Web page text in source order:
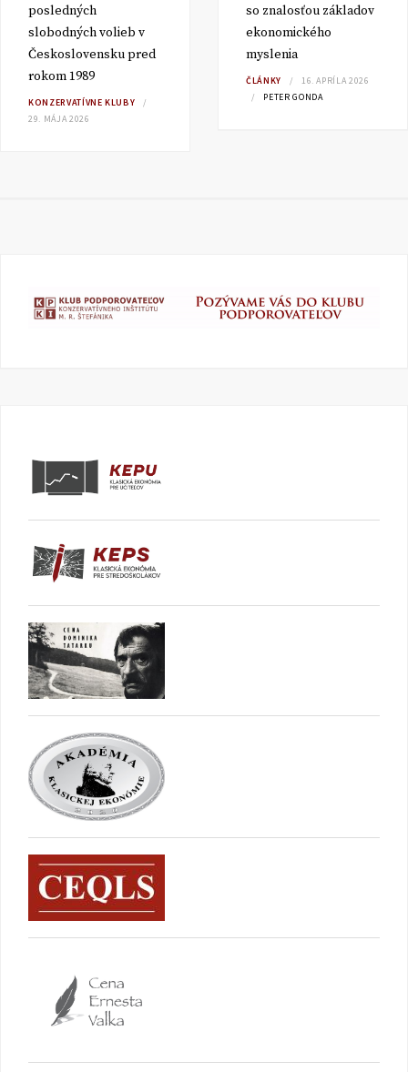
posledných
slobodných volieb v
Československu pred
rokom 1989
KONZERVATÍVNE KLUBY
29. MÁJA 2026
so znalosťou základov
ekonomického
myslenia
ČLÁNKY
16. APRÍLA 2026
PETER GONDA